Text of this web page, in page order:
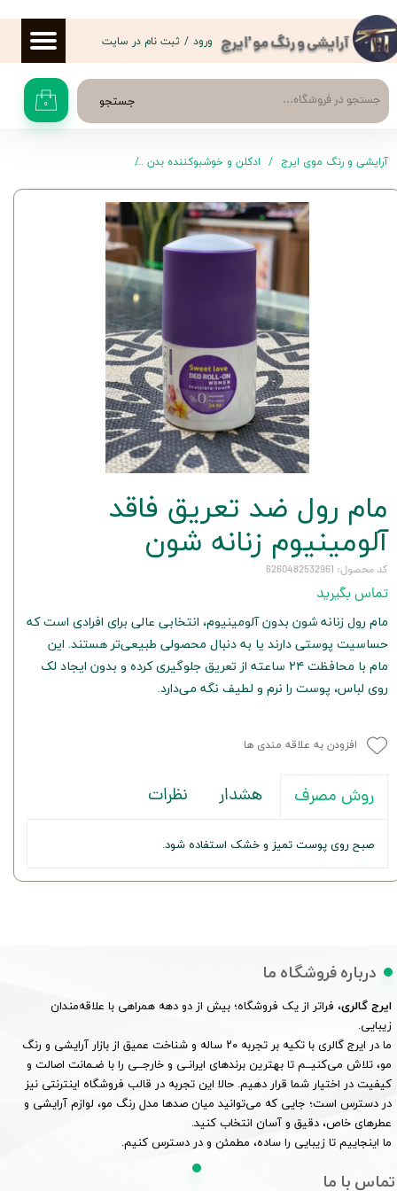
آرایشی و رنگ مو 'ایرج
جستجو ۰
ورود / ثبت نام در سایت
حساب کاربری من
تغییر گذر واژه
سفارشات
خروج از حساب کاربری
آرایشی و رنگ موی ایرج ادکلن و خوشبوکننده بدن
مام رول ضد تعریق فاقد
آلومینیوم زنانه شون
کد محصول: 6260482532961
تماس بگیرید
مام رول زنانه شون بدون آلومینیوم، انتخابی عالی برای افرادی است که
حساسیت پوستی دارند یا به دنبال محصولی طبیعی‌تر هستند. این
مام با محافظت ۲۴ ساعته از تعریق جلوگیری کرده و بدون ایجاد لک
روی لباس، پوست را نرم و لطیف نگه می‌دارد.
افزودن به علاقه مندی ها
روش مصرف هشدار نظرات
صبح روی پوست تمیز و خشک استفاده شود.
درباره فروشگاه ما
ایرج گالری، فراتر از یک فروشگاه؛ بیش از دو دهه همراهی با علاقه‌مندان
زیبایی.
ما در ایرج گالری با تکیه بر تجربه ۲۰ ساله و شناخت عمیق از بازار آرایشی و رنگ
مو، تلاش می‌کنیــم تا بهترین برندهای ایرانـی و خارجــی را با ضـمانت اصالت و
کیفیت در اختیار شما قرار دهیم. حالا این تجربه در قالب فروشگاه اینترنتی نیز
در دسترس است؛ جایی که می‌توانید میان صدها مدل رنگ مو، لوازم آرایشی و
عطرهای خاص، دقیق و آسان انتخاب کنید.
ما اینجاییم تا زیبایی را ساده، مطمئن و در دسترس کنیم.
تماس با ما